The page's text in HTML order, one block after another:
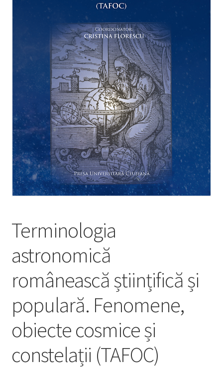
Manuale lb. română
meniul
Periodice
Contact
Distribuție
Terminologia
astronomică
românească științifică și
populară. Fenomene,
obiecte cosmice și
constelații (TAFOC)